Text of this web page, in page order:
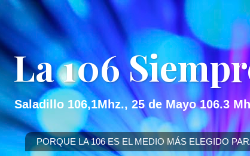
La 106
Saladillo 106,1Mhz., 25 de Mayo 106.3
PORQUE LA 106 ES EL MEDIO MÁS ELEGIDO